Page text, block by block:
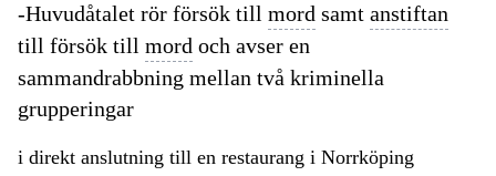
-Huvudåtalet rör försök till mord samt anstiftan
till försök till mord och avser en
sammandrabbning mellan två kriminella
grupperingar
i direkt anslutning till en restaurang i Norrköping